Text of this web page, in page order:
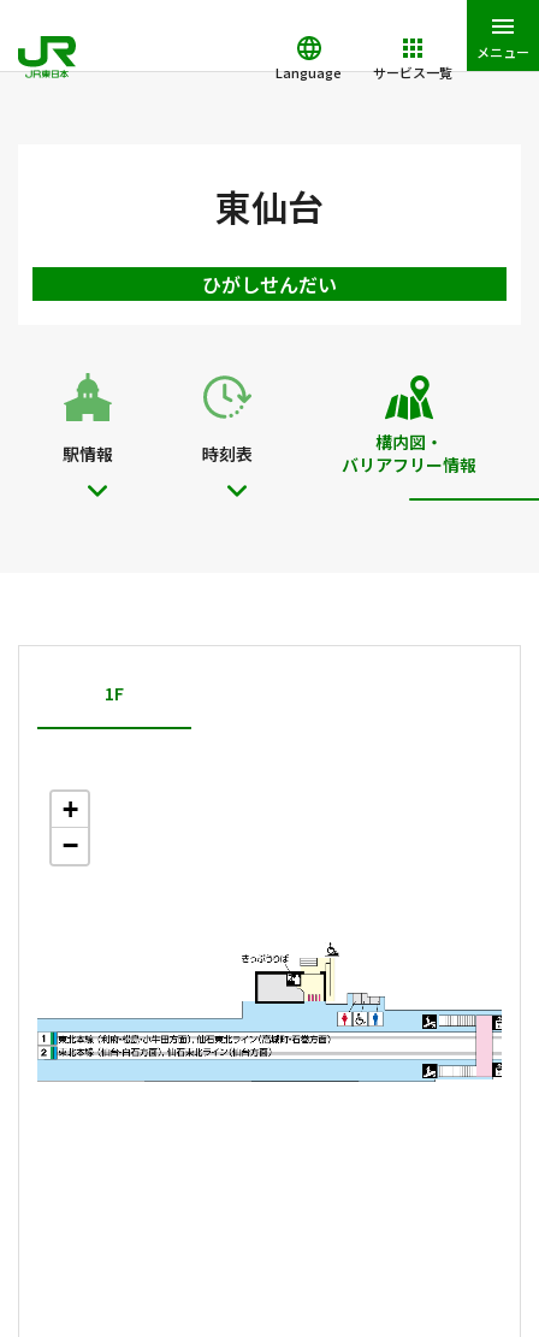
Language サービス一覧
メニュー
東仙台
ひがしせんだい
駅情報 時刻表
構内図・
バリアフリー情報
1F
+
−